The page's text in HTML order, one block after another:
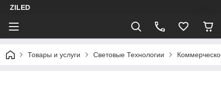
ZILED
Товары и услуги Световые Технологии